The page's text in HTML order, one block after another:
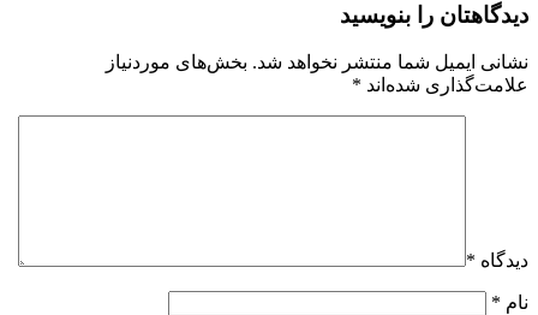
دیدگاهتان را بنویسید
نشانی ایمیل شما منتشر نخواهد شد. بخش‌های موردنیاز
علامت‌گذاری شده‌اند *
دیدگاه *
نام *